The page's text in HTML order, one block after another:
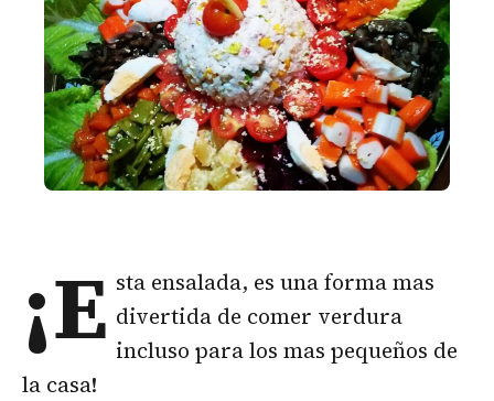
¡E sta ensalada, es una forma mas
divertida de comer verdura
incluso para los mas pequeños de
la casa!